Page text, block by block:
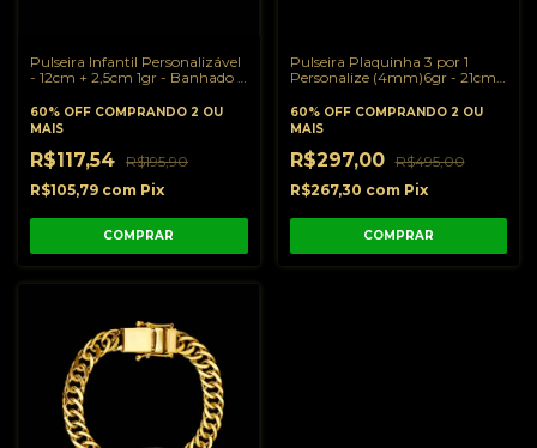
Pulseira Infantil Personalizável
- 12cm + 2,5cm 1gr - Banhado a
60% OFF COMPRANDO 2 OU
MAIS
R$117,54 R$195,90
R$105,79 com Pix
Pulseira Plaquinha 3 por 1
Personalize (4mm)6gr - 21cm -
60% OFF COMPRANDO 2 OU
MAIS
R$297,00 R$495,00
R$267,30 com Pix